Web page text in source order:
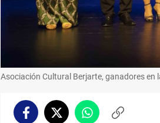
Asociación Cultural Berjarte, ganadores en
FacebookTwitterWhatsappCopiar